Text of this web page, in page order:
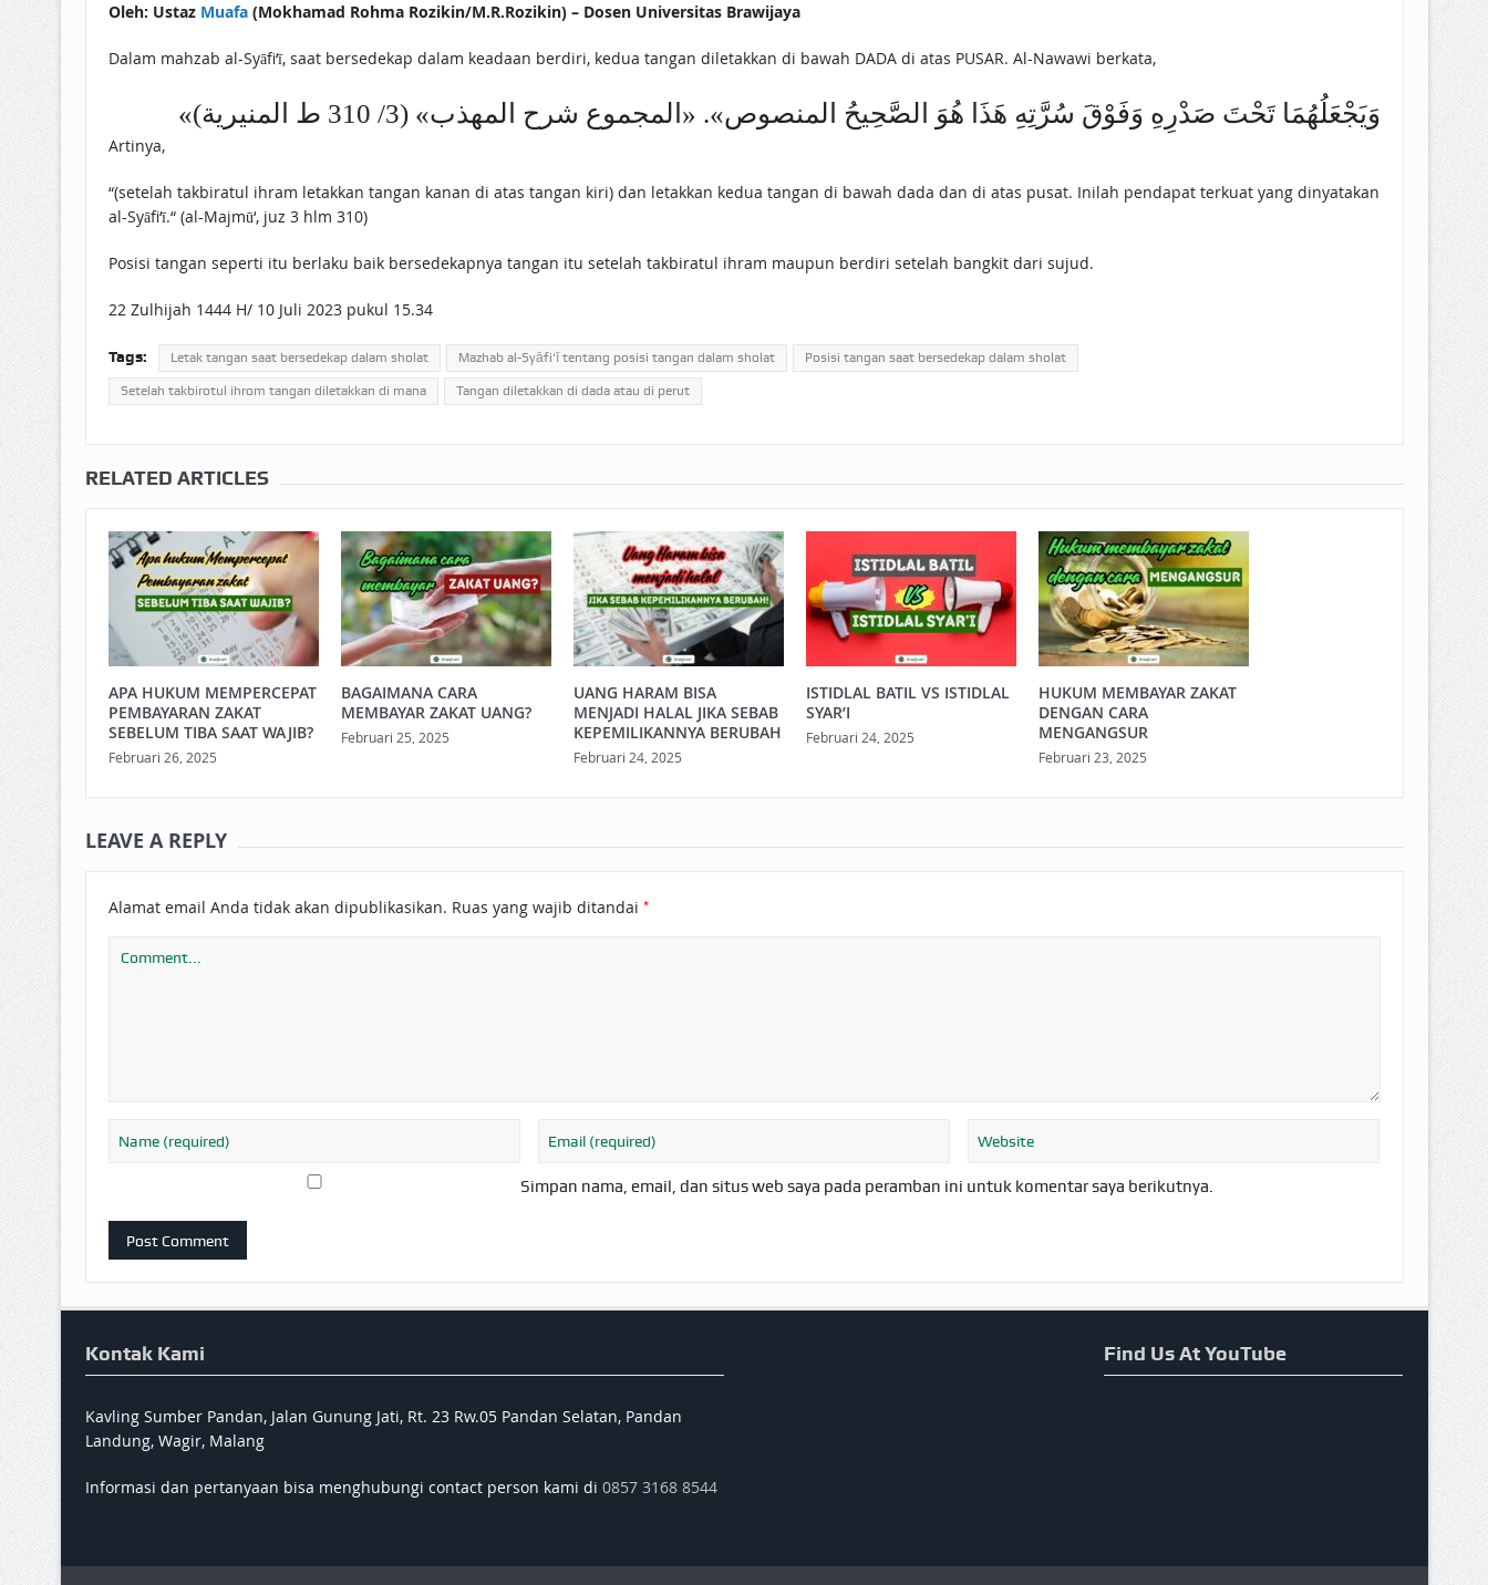
Oleh: Ustaz Muafa(Mokhamad Rohma Rozikin/M.R.Rozikin) – Dosen Universitas Brawijaya
Dalam mahzab al-Syāfi‘ī, saat bersedekap dalam keadaan berdiri, kedua tangan diletakkan di bawah DADA di atas PUSAR. Al-Nawawi berkata,
«وَيَجْعَلُهُمَا تَحْتَ صَدْرِهِ وَفَوْقَ سُرَّتِهِ هَذَا هُوَ الصَّحِيحُ المنصوص». «المجموع شرح المهذب» (3/ 310 ط المنيرية)
Artinya,
“(setelah takbiratul ihram letakkan tangan kanan di atas tangan kiri) dan letakkan kedua tangan di bawah dada dan di atas pusat. Inilah pendapat terkuat yang dinyatakan
al-Syāfi‘ī.“ (al-Majmū‘, juz 3 hlm 310)
Posisi tangan seperti itu berlaku baik bersedekapnya tangan itu setelah takbiratul ihram maupun berdiri setelah bangkit dari sujud.
22 Zulhijah 1444 H/ 10 Juli 2023 pukul 15.34
Tags: Letak tangan saat bersedekap dalam sholat Mazhab al-Syāfi‘ī tentang posisi tangan dalam sholat Posisi tangan saat bersedekap dalam sholat
Setelah takbirotul ihrom tangan diletakkan di mana Tangan diletakkan di dada atau di perut
RELATED ARTICLES
APA HUKUM MEMPERCEPAT
PEMBAYARAN ZAKAT
SEBELUM TIBA SAAT WAJIB?
Februari 26, 2025
BAGAIMANA CARA
MEMBAYAR ZAKAT UANG?
Februari 25, 2025
UANG HARAM BISA
MENJADI HALAL JIKA SEBAB
KEPEMILIKANNYA BERUBAH
Februari 24, 2025
ISTIDLAL BATIL VS ISTIDLAL
SYAR’I
Februari 24, 2025
HUKUM MEMBAYAR ZAKAT
DENGAN CARA
MENGANGSUR
Februari 23, 2025
LEAVE A REPLY
Alamat email Anda tidak akan dipublikasikan. Ruas yang wajib ditandai *
Simpan nama, email, dan situs web saya pada peramban ini untuk komentar saya berikutnya.
Kontak Kami
Kavling Sumber Pandan, Jalan Gunung Jati, Rt. 23 Rw.05 Pandan Selatan, Pandan
Landung, Wagir, Malang
Informasi dan pertanyaan bisa menghubungi contact person kami di 0857 3168 8544
Find Us At YouTube